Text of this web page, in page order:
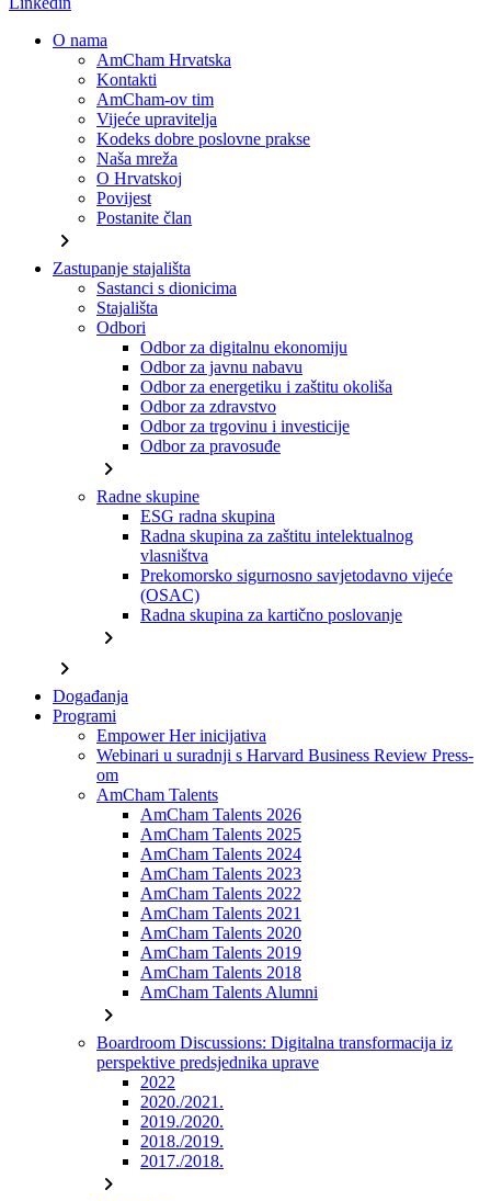
O nama
AmCham Hrvatska
Kontakti
AmCham-ov tim
Vijeće upravitelja
Kodeks dobre poslovne prakse
Naša mreža
O Hrvatskoj
Povijest
Postanite član
chevron_right
Zastupanje stajališta
Sastanci s dionicima
Stajališta
Odbori
Odbor za digitalnu ekonomiju
Odbor za javnu nabavu
Odbor za energetiku i zaštitu okoliša
Odbor za zdravstvo
Odbor za trgovinu i investicije
Odbor za pravosuđe
chevron_right
Radne skupine
ESG radna skupina
Radna skupina za zaštitu intelektualnog
vlasništva
Prekomorsko sigurnosno savjetodavno vijeće
(OSAC)
Radna skupina za kartično poslovanje
chevron_right
chevron_right
Događanja
Programi
Empower Her inicijativa
Webinari u suradnji s Harvard Business Review Press-
om
AmCham Talents
AmCham Talents 2026
AmCham Talents 2025
AmCham Talents 2024
AmCham Talents 2023
AmCham Talents 2022
AmCham Talents 2021
AmCham Talents 2020
AmCham Talents 2019
AmCham Talents 2018
AmCham Talents Alumni
chevron_right
Boardroom Discussions: Digitalna transformacija iz
perspektive predsjednika uprave
2022
2020./2021.
2019./2020.
2018./2019.
2017./2018.
chevron_right